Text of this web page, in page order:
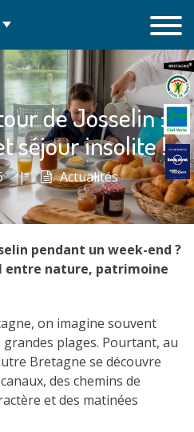
de Josselin :
séjour insolite !
| Actualités
pendant un week-end ?
entre nature, patrimoine
on imagine souvent
grandes plages. Pourtant, au
Bretagne se découvre
des chemins de
et des matinées